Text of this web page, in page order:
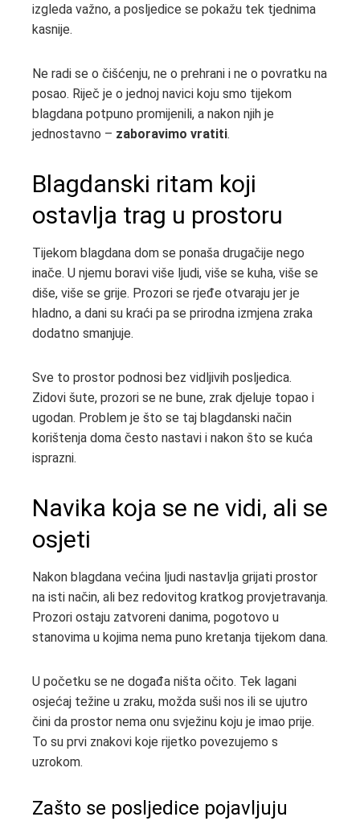
izgleda važno, a posljedice se pokažu tek tjednima
kasnije.
Ne radi se o čišćenju, ne o prehrani i ne o povratku na
posao. Riječ je o jednoj navici koju smo tijekom
blagdana potpuno promijenili, a nakon njih je
jednostavno – zaboravimo vratiti.
Blagdanski ritam koji
ostavlja trag u prostoru
Tijekom blagdana dom se ponaša drugačije nego
inače. U njemu boravi više ljudi, više se kuha, više se
diše, više se grije. Prozori se rjeđe otvaraju jer je
hladno, a dani su kraći pa se prirodna izmjena zraka
dodatno smanjuje.
Sve to prostor podnosi bez vidljivih posljedica.
Zidovi šute, prozori se ne bune, zrak djeluje topao i
ugodan. Problem je što se taj blagdanski način
korištenja doma često nastavi i nakon što se kuća
isprazni.
Navika koja se ne vidi, ali se
osjeti
Nakon blagdana većina ljudi nastavlja grijati prostor
na isti način, ali bez redovitog kratkog provjetravanja.
Prozori ostaju zatvoreni danima, pogotovo u
stanovima u kojima nema puno kretanja tijekom dana.
U početku se ne događa ništa očito. Tek lagani
osjećaj težine u zraku, možda suši nos ili se ujutro
čini da prostor nema onu svježinu koju je imao prije.
To su prvi znakovi koje rijetko povezujemo s
uzrokom.
Zašto se posljedice pojavljuju